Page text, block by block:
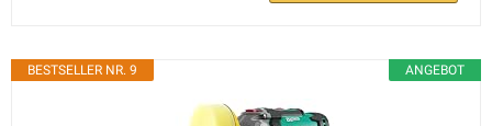
ANGEBOT
BESTSELLER NR. 9